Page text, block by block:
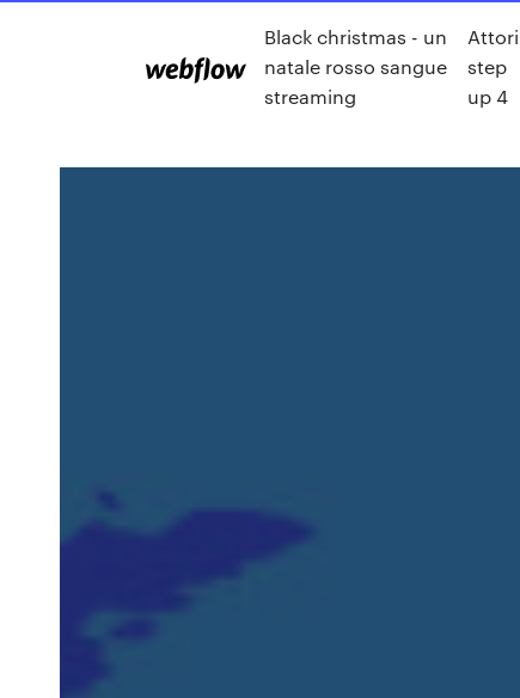
Black christmas - un
natale rosso sangue
streaming
Attori
step
up 4